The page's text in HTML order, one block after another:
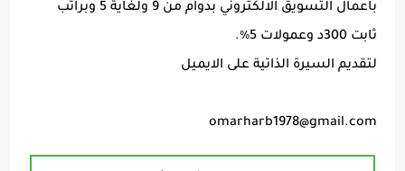
باعمال التسويق الالكتروني بدوام من 9 ولغاية 5 وبراتب
ثابت 300د وعمولات 5٪.
لتقديم السيرة الذاتية على الايميل
omarharb1978@gmail.com